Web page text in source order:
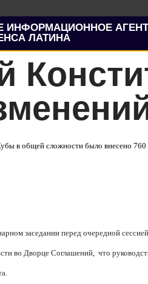
ИНФОРМАЦИОННОЕ
ЛАТИНА
в общей сложности было внесено 760
заседании перед очередной сессией
во Дворце Соглашений, что